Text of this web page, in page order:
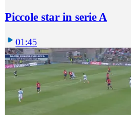
Piccole star in serie A
01:45